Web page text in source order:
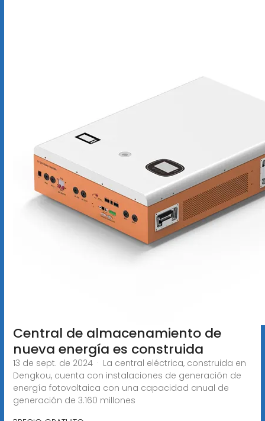
Central de almacenamiento de
nueva energía es construida
13 de sept. de 2024 · La central eléctrica, construida en
Dengkou, cuenta con instalaciones de generación de
energía fotovoltaica con una capacidad anual de
generación de 3.160 millones